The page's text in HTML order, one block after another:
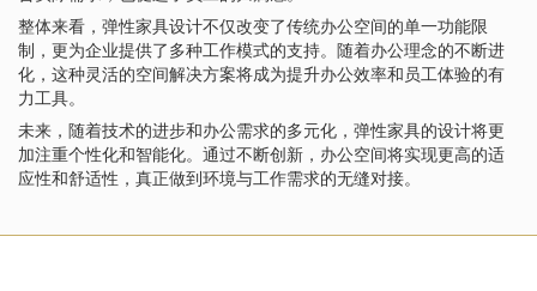
整体来看，弹性家具设计不仅改变了传统办公空间的单一功能限
制，更为企业提供了多种工作模式的支持。随着办公理念的不断进
化，这种灵活的空间解决方案将成为提升办公效率和员工体验的有
力工具。
未来，随着技术的进步和办公需求的多元化，弹性家具的设计将更
加注重个性化和智能化。通过不断创新，办公空间将实现更高的适
应性和舒适性，真正做到环境与工作需求的无缝对接。